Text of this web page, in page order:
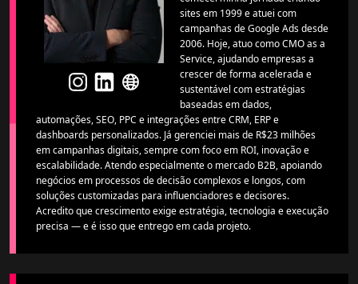
sites em 1999 e atuei com
campanhas de Google Ads desde
2006. Hoje, atuo como CMO as a
Service, ajudando empresas a
crescer de forma acelerada e
sustentável com estratégias
baseadas em dados,
automações, SEO, PPC e integrações entre CRM, ERP e
dashboards personalizados. Já gerenciei mais de R$23 milhões
em campanhas digitais, sempre com foco em ROI, inovação e
escalabilidade. Atendo especialmente o mercado B2B, apoiando
negócios em processos de decisão complexos e longos, com
soluções customizadas para influenciadores e decisores.
Acredito que crescimento exige estratégia, tecnologia e execução
precisa — e é isso que entrego em cada projeto.